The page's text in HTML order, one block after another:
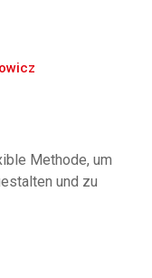
Methode, um
und zu